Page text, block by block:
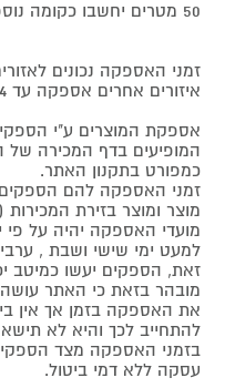
50 מטרים יחשבו כקומה נוספת).
זמני האספקה נכונים
איזורים אחרים אספקה עד 14 ימי עסקים נוספים
אספקת המוצרים ע"י
המופיעים בדף המכירה של
כמפורט בתקנון האתר.
זמני האספקה להם הספקים
מוצר ומוצר בזירת
מועדי האספקה יהיה על פי
למעט ימי שישי ושבת ,
זאת, הספקים יעשו כמיטב
מובהר בזאת כי האתר
את האספקה בזמן אך אין
להתחייב לכך והיא לא
בזמני האספקה מצד
עסקה ללא דמי ביטול.